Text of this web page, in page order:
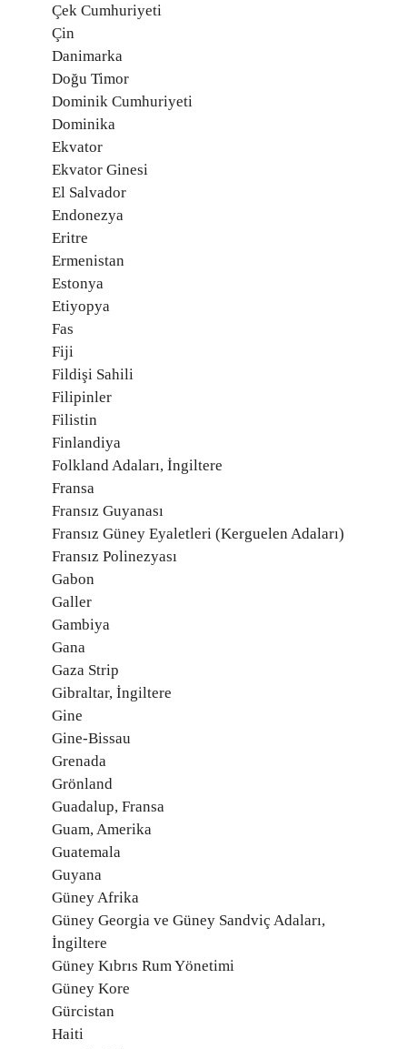
Çek Cumhuriyeti
Çin
Danimarka
Doğu Timor
Dominik Cumhuriyeti
Dominika
Ekvator
Ekvator Ginesi
El Salvador
Endonezya
Eritre
Ermenistan
Estonya
Etiyopya
Fas
Fiji
Fildişi Sahili
Filipinler
Filistin
Finlandiya
Folkland Adaları, İngiltere
Fransa
Fransız Guyanası
Fransız Güney Eyaletleri (Kerguelen Adaları)
Fransız Polinezyası
Gabon
Galler
Gambiya
Gana
Gaza Strip
Gibraltar, İngiltere
Gine
Gine-Bissau
Grenada
Grönland
Guadalup, Fransa
Guam, Amerika
Guatemala
Guyana
Güney Afrika
Güney Georgia ve Güney Sandviç Adaları,
İngiltere
Güney Kıbrıs Rum Yönetimi
Güney Kore
Gürcistan
Haiti